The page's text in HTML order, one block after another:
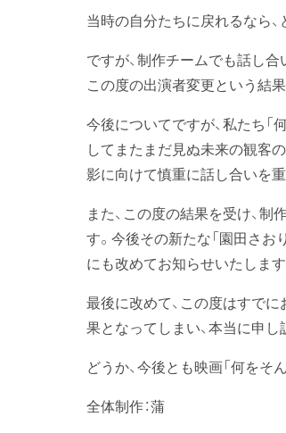
当時の自分たちに戻れるなら
ですが、制作チームでも話し
この度の出演者変更という結
今後についてですが、私たち「
してまたまだ見ぬ未来の観客
影に向けて慎重に話し合いを
また、この度の結果を受け、
す。今後その新たな「園田さお
にも改めてお知らせいたします
最後に改めて、この度はすで
果となってしまい、本当に申し
どうか、今後とも映画「何をそ
全体制作：蒲